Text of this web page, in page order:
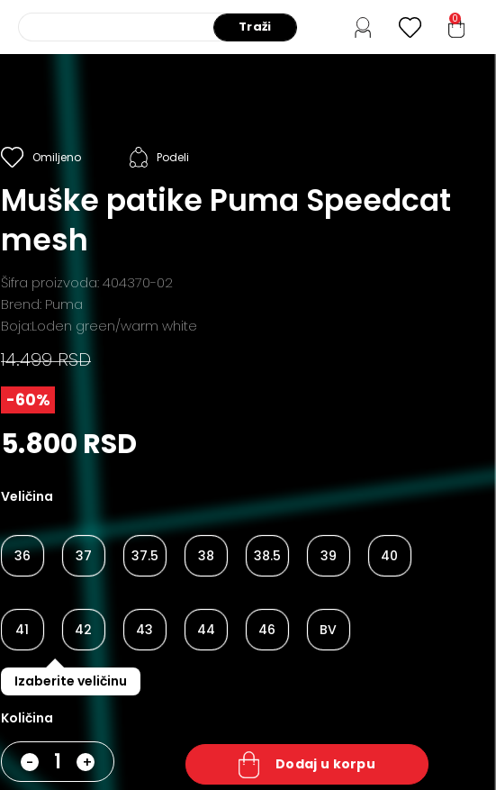
Traži 0
Omiljeno Podeli
Muške patike Puma Speedcat
mesh
Šifra proizvoda: 404370-02
Brend: Puma
Boja:Loden green/warm white
14.499 RSD
-60%
5.800 RSD
Veličina
36 37 37.5 38 38.5 39 40
41 42 43 44 46 BV
Izaberite veličinu
Količina
- + dodaj u korpu